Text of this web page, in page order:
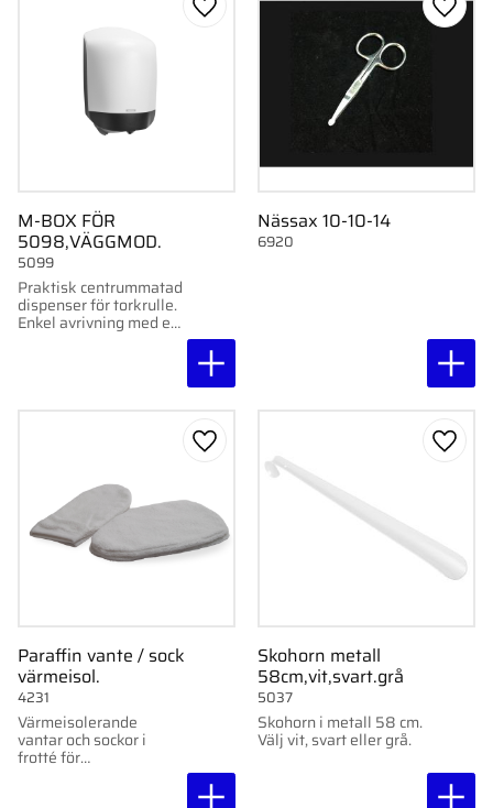
M-BOX FÖR
5098,VÄGGMOD.
Praktisk centrummatad
dispenser för torkrulle.
Enkel avrivning med en
5099
Lägg till i favoriter
Nässax 10-10-14
6920
Lägg
Paraffin vante / sock
värmeisol.
Värmeisolerande
vantar och sockor i
frotté för
4231
Lägg till i favoriter
Skohorn metall
58cm,vit,svart.grå
Skohorn i metall 58 cm.
Välj vit, svart eller grå.
5037
Lägg